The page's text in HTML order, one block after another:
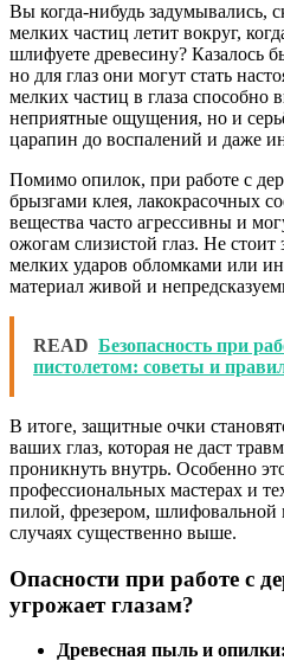
Вы когда-нибудь задумывались,
мелких частиц летит вокруг,
шлифуете древесину? Казалось
но для глаз они могут стать
мелких частиц в глаза способно
неприятные ощущения, но и
царапин до воспалений и даже
Помимо опилок, при работе с
брызгами клея, лакокрасочных
вещества часто агрессивны и
ожогам слизистой глаз. Не
мелких ударов обломками или
материал живой и
READ Безопасность при
пистолетом: советы и
В итоге, защитные очки
ваших глаз, которая не даст
проникнуть внутрь. Особенно
профессиональных мастерах и
пилой, фрезером, шлифовальной
случаях существенно выше.
Опасности при работе с
угрожает глазам?
Древесная пыль и опилки: